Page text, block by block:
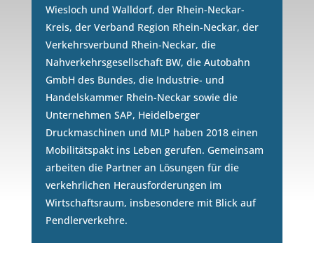
Wiesloch und Walldorf, der Rhein-Neckar-
Kreis, der Verband Region Rhein-Neckar, der
Verkehrsverbund Rhein-Neckar, die
Nahverkehrsgesellschaft BW, die Autobahn
GmbH des Bundes, die Industrie- und
Handelskammer Rhein-Neckar sowie die
Unternehmen SAP, Heidelberger
Druckmaschinen und MLP haben 2018 einen
Mobilitätspakt ins Leben gerufen. Gemeinsam
arbeiten die Partner an Lösungen für die
verkehrlichen Herausforderungen im
Wirtschaftsraum, insbesondere mit Blick auf
Pendlerverkehre.